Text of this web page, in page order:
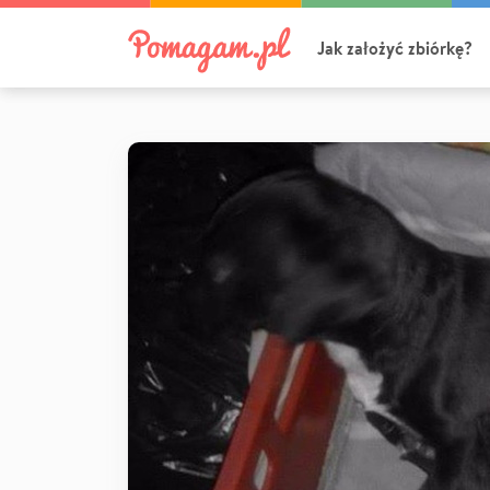
Jak założyć zbiórkę?